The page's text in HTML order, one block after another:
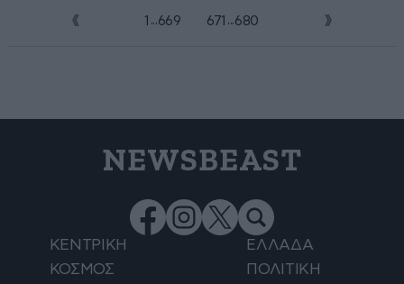
1 ...669 671 ...680
NEWSBEAST
ΚΕΝΤΡΙΚΗ
ΕΛΛΑΔΑ
ΚΟΣΜΟΣ
ΠΟΛΙΤΙΚΗ